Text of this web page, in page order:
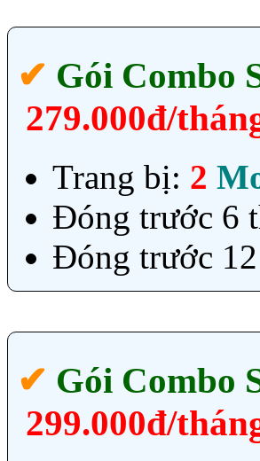
✔‎ Gói Combo
279.000đ/
Trang bị: 2
Đóng trước 6
Đóng trước
✔‎ Gói Combo
299.000đ/